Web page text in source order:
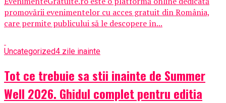
promovării evenimentelor cu acces gratuit din România,
care permite publicului să le descopere în...
Uncategorized4 zile inainte
Tot ce trebuie sa stii inainte de Summer
Well 2026. Ghidul complet pentru editia